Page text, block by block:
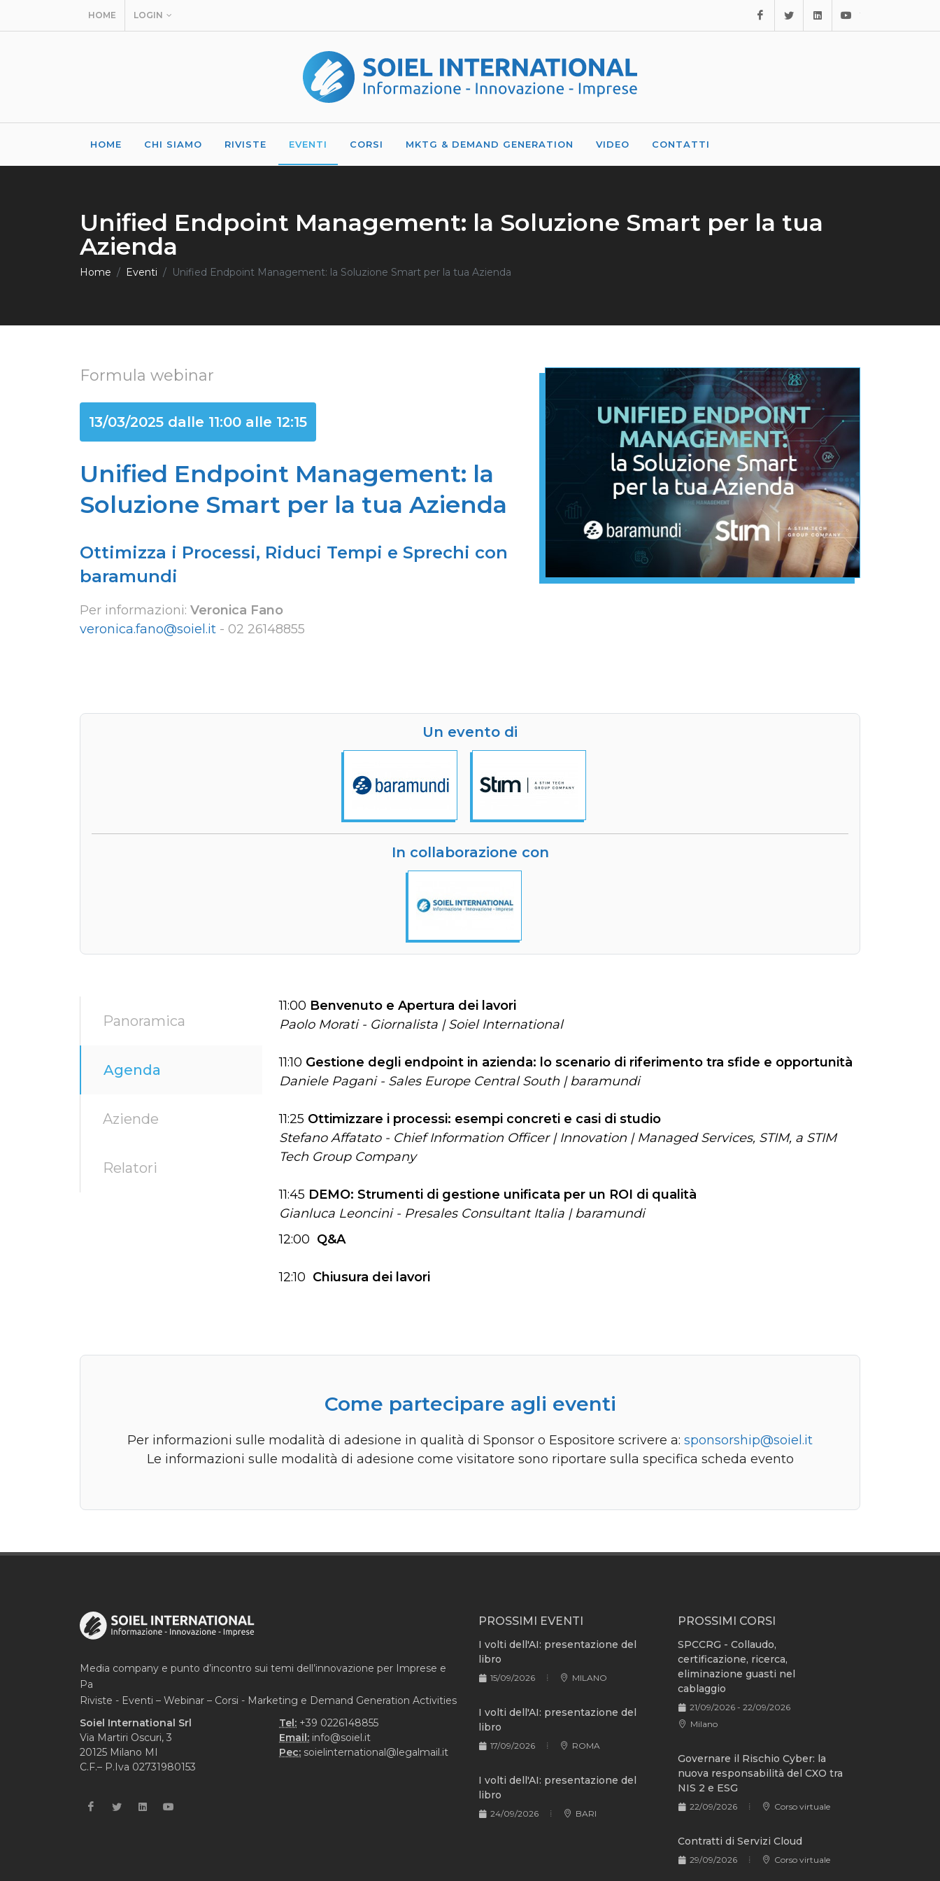
HOME LOGIN FacebookTwitter Linkedin
HOME CHI SIAMO RIVISTE EVENTI CORSI MKTG & DEMAND GENERATION VIDEO CONTATTI
Unified Endpoint Management: la Soluzione Smart per la tua
Azienda
Home Eventi Unified Endpoint Management: la Soluzione Smart per la tua Azienda
Formula webinar
13/03/2025 dalle 11:00 alle 12:15
Unified Endpoint Management: la
Soluzione Smart per la tua Azienda
Ottimizza i Processi, Riduci Tempi e Sprechi con
baramundi
Per informazioni: Veronica Fano
veronica.fano@soiel.it - 02 26148855
Un evento di
In collaborazione con
Panoramica
Agenda
Aziende
Relatori
11:00 Benvenuto e Apertura dei lavori
Paolo Morati - Giornalista | Soiel International
11:10 Gestione degli endpoint in azienda: lo scenario di riferimento tra sfide e opportunità
Daniele Pagani - Sales Europe Central South | baramundi
11:25 Ottimizzare i processi: esempi concreti e casi di studio
Stefano Affatato - Chief Information Officer | Innovation | Managed Services, STIM, a STIM
Tech Group Company
11:45 DEMO: Strumenti di gestione unificata per un ROI di qualità
Gianluca Leoncini - Presales Consultant Italia | baramundi
12:00 Q&A
12:10 Chiusura dei lavori
Come partecipare agli eventi
Per informazioni sulle modalità di adesione in qualità di Sponsor o Espositore scrivere a: sponsorship@soiel.it
Le informazioni sulle modalità di adesione come visitatore sono riportare sulla specifica scheda evento
Media company e punto d’incontro sui temi dell’innovazione per Imprese e
Pa
Riviste - Eventi – Webinar – Corsi - Marketing e Demand Generation Activities
Soiel International Srl
Via Martiri Oscuri, 3
20125 Milano MI
C.F.– P.Iva 02731980153
Tel: +39 0226148855
Email: info@soiel.it
Pec: soielinternational@legalmail.it
PROSSIMI EVENTI
I volti dell'AI: presentazione del
libro
15/09/2026 MILANO
I volti dell'AI: presentazione del
libro
17/09/2026 ROMA
I volti dell'AI: presentazione del
libro
24/09/2026 BARI
PROSSIMI CORSI
SPCCRG - Collaudo,
certificazione, ricerca,
eliminazione guasti nel
cablaggio
21/09/2026 - 22/09/2026
Milano
Governare il Rischio Cyber: la
nuova responsabilità del CXO tra
NIS 2 e ESG
22/09/2026 Corso virtuale
Contratti di Servizi Cloud
29/09/2026 Corso virtuale